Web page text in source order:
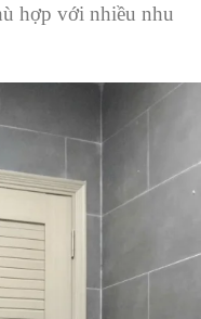
hợp với nhiều nhu